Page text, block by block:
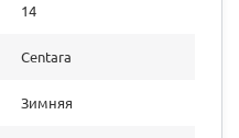
14
Centara
Зимняя